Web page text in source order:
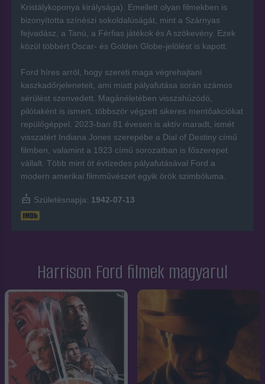
Kristálykoponya királysága). Emellett olyan filmekben is
bizonyította színészi sokoldalúságát, mint a Szárnyas
fejvadász, a Tanú, a Férfias játékok és A szökevény. Ezek
közül többért Oscar- és Golden Globe-jelölést is kapott.
Ford híres arról, hogy szereti maga végrehajtani
kaszkadőrjeleneteit, ami miatt pályafutása során számos
sérülést szenvedett. Magánéletében visszahúzódó,
pilótaként is ismert, többször végzett sikeres mentőakciókat
repülőgéppel. 2023-ban 81 évesen is aktív maradt, ismét
visszatért Indiana Jones szerepébe a Dial of Destiny című
filmben, valamint a 1923 című sorozatban is főszerepet
vállalt. Több mint öt évtizedes pályafutásával Ford a
modern amerikai filmművészet egyik örök szimbóluma.
Születésnapja: 1942-07-13
Harrison Ford filmek magyarul